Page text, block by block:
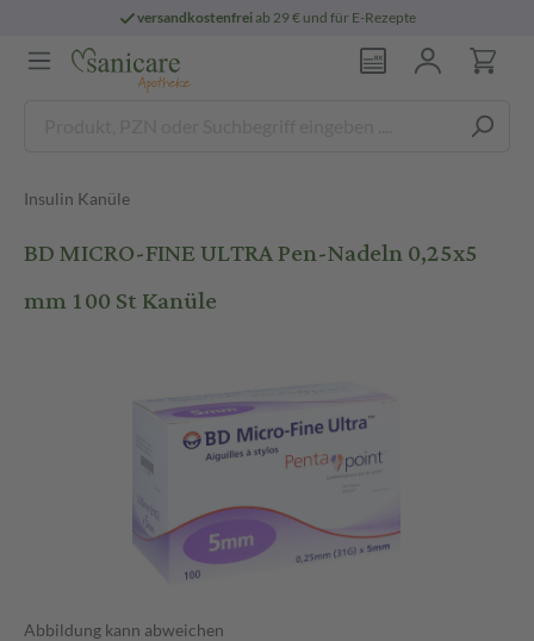
versandkostenfreiab 29 € und für E-Rezepte
Insulin Kanüle
BD MICRO-FINE ULTRA Pen-Nadeln 0,25x5
mm 100 St Kanüle
Abbildung kann abweichen